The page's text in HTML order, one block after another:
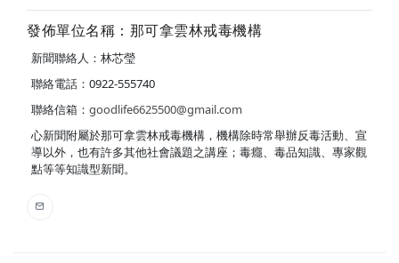
發佈單位名稱：那可拿雲林戒毒機構
新聞聯絡人：林芯瑩
聯絡電話：0922-555740
聯絡信箱： goodlife6625500@gmail.com
心新聞附屬於那可拿雲林戒毒機構，機構除時常舉辦反毒活動、宣
導以外，也有許多其他社會議題之講座；毒癮、毒品知識、專家觀
點等等知識型新聞。